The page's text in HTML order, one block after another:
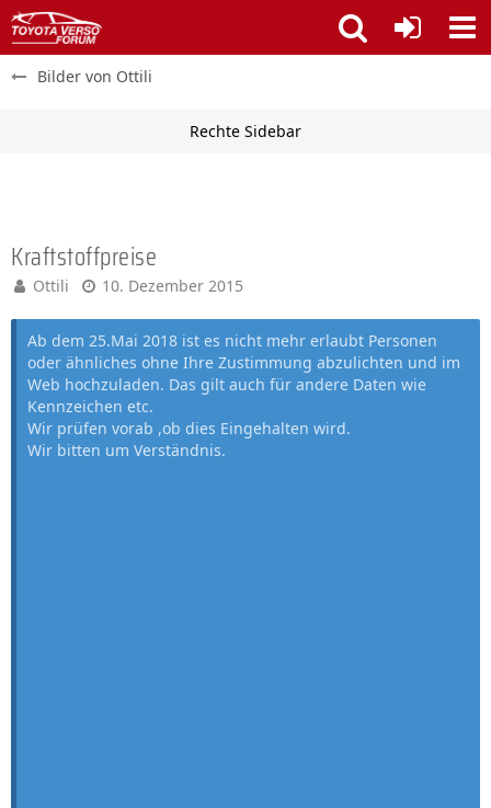
Bilder von Ottili
Kraftstoffpreise
Ottili 10. Dezember 2015
Ab dem 25.Mai 2018 ist es nicht mehr erlaubt Personen
oder ähnliches ohne Ihre Zustimmung abzulichten und im
Web hochzuladen. Das gilt auch für andere Daten wie
Kennzeichen etc.
Wir prüfen vorab ,ob dies Eingehalten wird.
Wir bitten um Verständnis.